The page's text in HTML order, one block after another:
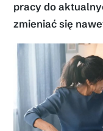
pracy do
zmieniać się